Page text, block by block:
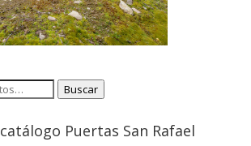
Buscar
Puertas San Rafael